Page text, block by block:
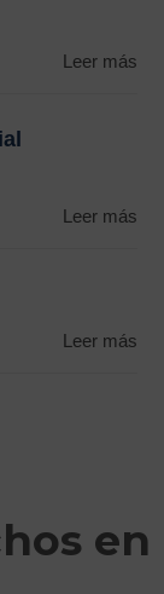
Leer más
Leer más
Leer más
en